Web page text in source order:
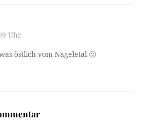
Uhr
östlich vom Nageletal 🙂